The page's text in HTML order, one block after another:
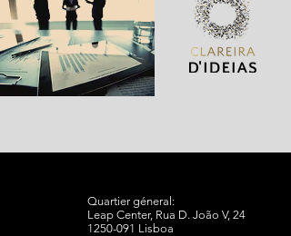
Quartier géneral:
Leap Center, Rua D. João V, 24
1250-091 Lisboa